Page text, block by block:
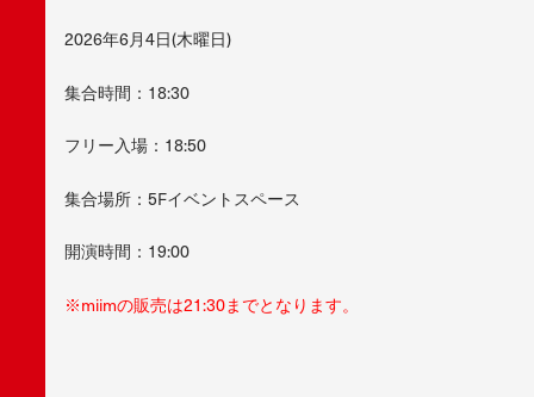
2026年6月4日(木曜日)
集合時間：18:30
フリー入場：18:50
集合場所：5Fイベントスペース
開演時間：19:00
※miimの販売は21:30までとなります。